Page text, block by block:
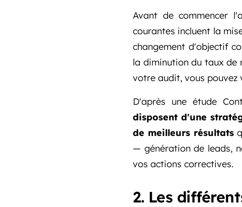
Avant de commencer
courantes incluent la
changement d'objectif
la diminution du taux de
votre audit, vous pouvez
D'après une étude
disposent d'une
de meilleurs résultats
— génération de leads,
vos actions correctives.
2. Les